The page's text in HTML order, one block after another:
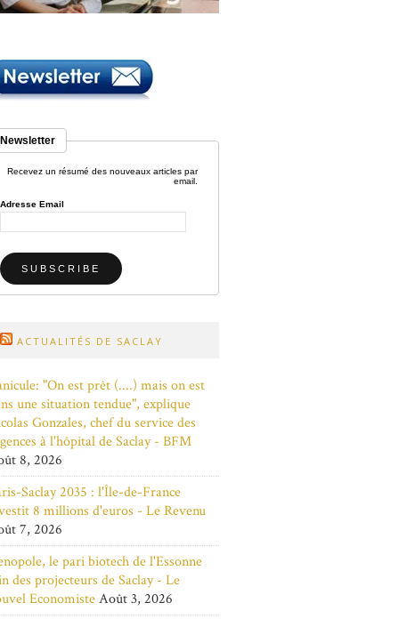
Newsletter
Recevez un résumé des nouveaux articles par
email.
Adresse Email
ACTUALITÉS DE SACLAY
"On est prêt (....) mais on est
une situation tendue", explique
Gonzales, chef du service des
à l'hôpital de Saclay - BFM
8, 2026
Saclay 2035 : l'Île-de-France
8 millions d'euros - Le Revenu
7, 2026
le pari biotech de l'Essonne
des projecteurs de Saclay - Le
EconomisteAoût 3, 2026